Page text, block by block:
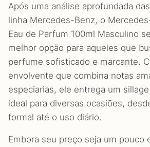
Após uma análise aprofundada
linha Mercedes-Benz, o
Eau de Parfum 100ml Masculino
melhor opção para aqueles que
perfume sofisticado e marcante.
envolvente que combina notas
especiarias, ele entrega um
ideal para diversas ocasiões,
formal até o uso diário.
Embora seu preço seja um pouco